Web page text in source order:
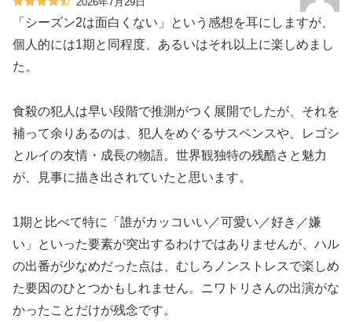
「シーズン2は面白くない」という感想を耳にしますが、
個人的には1期と同程度、あるいはそれ以上に楽しめまし
た。
食殺の犯人は早い段階で推測がつく展開でしたが、それを
補って余りあるのは、犯人をめぐるサスペンスや、レゴシ
とルイの友情・成長の物語。世界観独特の残酷さと魅力
が、見事に描き出されていたと思います。
1期と比べて特に「誰がカッコいい／可愛い／好き／嫌
い」といった要素が突出するわけではありませんが、ハル
の出番が少なめだった点は、むしろノンストレスで楽しめ
た要因のひとつかもしれません。ニワトリさんの出演がな
かったことだけが残念です。